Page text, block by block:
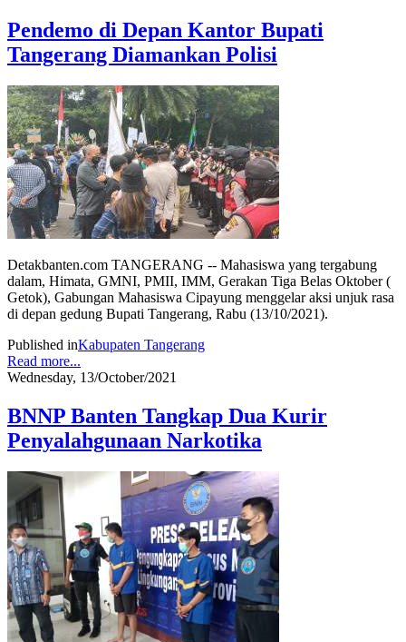
Pendemo di Depan Kantor Bupati
Tangerang Diamankan Polisi
Detakbanten.com TANGERANG -- Mahasiswa yang tergabung
dalam, Himata, GMNI, PMII, IMM, Gerakan Tiga Belas Oktober (
Getok), Gabungan Mahasiswa Cipayung menggelar aksi unjuk rasa
di depan gedung Bupati Tangerang, Rabu (13/10/2021).
Published inKabupaten Tangerang
Read more...
Wednesday, 13/October/2021
BNNP Banten Tangkap Dua Kurir
Penyalahgunaan Narkotika